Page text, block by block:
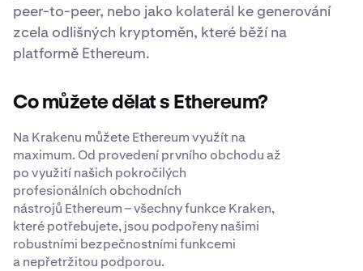
peer-to-peer, nebo jako kolaterál ke generování
zcela odlišných kryptoměn, které běží na
platformě Ethereum.
Co můžete dělat s Ethereum?
Na Krakenu můžete Ethereum využít na
maximum. Od provedení prvního obchodu až
po využití našich pokročilých
profesionálních obchodních
nástrojů Ethereum – všechny funkce Kraken,
které potřebujete, jsou podpořeny našimi
robustními bezpečnostními funkcemi
a nepřetržitou podporou.